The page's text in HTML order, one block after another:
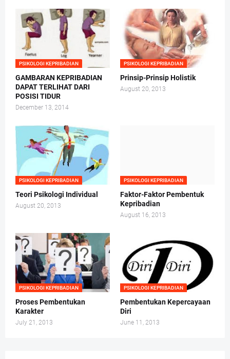
PSIKOLOGI KEPRIBADIAN
GAMBARAN KEPRIBADIAN
DAPAT TERLIHAT DARI
POSISI TIDUR
December 13, 2014
PSIKOLOGI KEPRIBADIAN
Prinsip-Prinsip Holistik
August 20, 2013
PSIKOLOGI KEPRIBADIAN
Teori Psikologi Individual
August 20, 2013
PSIKOLOGI KEPRIBADIAN
Faktor-Faktor Pembentuk
Kepribadian
August 16, 2013
PSIKOLOGI KEPRIBADIAN
Proses Pembentukan
Karakter
July 21, 2013
PSIKOLOGI KEPRIBADIAN
Pembentukan Kepercayaan
Diri
June 11, 2013